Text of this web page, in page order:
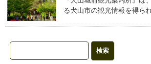
る犬山市の観光情報を得ら